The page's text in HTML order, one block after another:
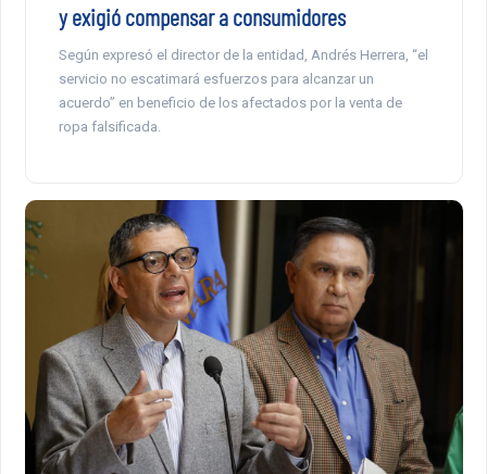
y exigió compensar a consumidores
Según expresó el director de la entidad, Andrés Herrera, “el
servicio no escatimará esfuerzos para alcanzar un
acuerdo” en beneficio de los afectados por la venta de
ropa falsificada.